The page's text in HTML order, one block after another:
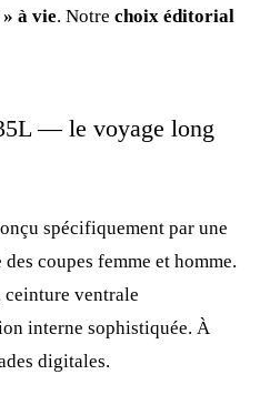
à vie. Notre choix éditorial
— le voyage long
spécifiquement par une
coupes femme et homme.
ceinture ventrale
interne sophistiquée. À
digitales.